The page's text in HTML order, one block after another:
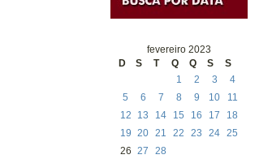
fevereiro 2023
D
S T Q Q S
S
1
2 3
4
5
6 7 8 9 10
11
12
13 14 15 16 17
18
19 20 21 22 23 24 25
26 27
28